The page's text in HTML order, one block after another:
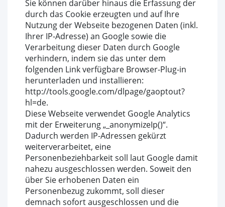
Sie können darüber hinaus die Erfassung der
durch das Cookie erzeugten und auf Ihre
Nutzung der Webseite bezogenen Daten (inkl.
Ihrer IP-Adresse) an Google sowie die
Verarbeitung dieser Daten durch Google
verhindern, indem sie das unter dem
folgenden Link verfügbare Browser-Plug-in
herunterladen und installieren:
http://tools.google.com/dlpage/gaoptout?
hl=de.
Diese Webseite verwendet Google Analytics
mit der Erweiterung „_anonymizeIp()“.
Dadurch werden IP-Adressen gekürzt
weiterverarbeitet, eine
Personenbeziehbarkeit soll laut Google damit
nahezu ausgeschlossen werden. Soweit den
über Sie erhobenen Daten ein
Personenbezug zukommt, soll dieser
demnach sofort ausgeschlossen und die